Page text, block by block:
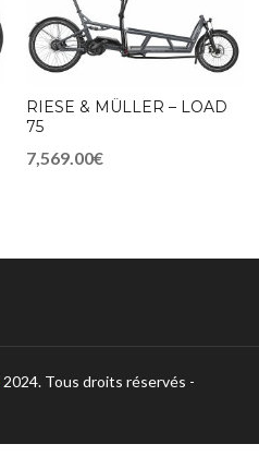
RIESE & MÜLLER – LOAD
75
7,569.00€
2024. Tous droits réservés -